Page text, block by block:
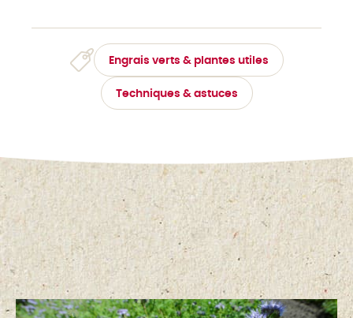
Engrais verts & plantes utiles
Techniques & astuces